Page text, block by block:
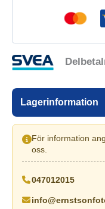
Lagerinformation
För information
oss.
047012015